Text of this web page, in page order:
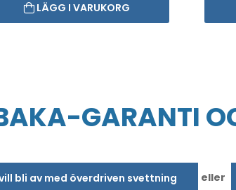
LÄGG I VARUKORG
GARANTI
bli av med överdriven svettning eller